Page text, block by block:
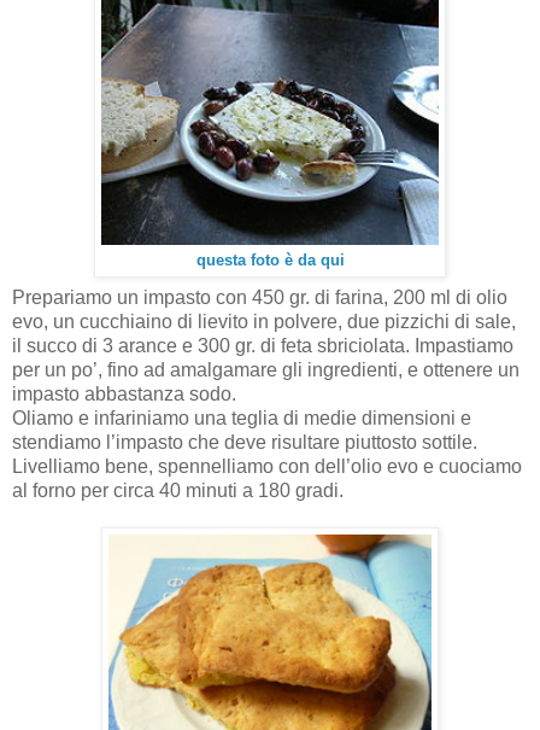
questa foto è da qui
Prepariamo un impasto con 450 gr. di farina, 200 ml di olio
evo, un cucchiaino di lievito in polvere, due pizzichi di sale,
il succo di 3 arance e 300 gr. di feta sbriciolata. Impastiamo
per un po’, fino ad amalgamare gli ingredienti, e ottenere un
impasto abbastanza sodo.
Oliamo e infariniamo una teglia di medie dimensioni e
stendiamo l’impasto che deve risultare piuttosto sottile.
Livelliamo bene, spennelliamo con dell’olio evo e cuociamo
al forno per circa 40 minuti a 180 gradi.